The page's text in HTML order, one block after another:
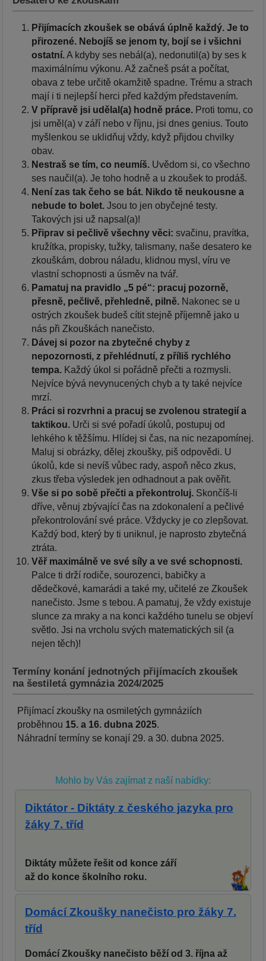
Přijímacích zkoušek se obává úplně každý. Je to
přirozené. Nebojíš se jenom ty, bojí se i všichni
ostatní.A kdyby ses nebál(a), nedonutil(a) by ses k
maximálnímu výkonu. Až začneš psát a počítat,
obava z tebe určitě okamžitě spadne. Trému a strach
mají i ti nejlepší herci před každým představením.
V přípravě jsi udělal(a) hodně práce. Proti tomu, co
jsi uměl(a) v září nebo v říjnu, jsi dnes genius. Touto
myšlenkou se uklidňuj vždy, když přijdou chvilky
obav.
Nestraš se tím, co neumíš. Uvědom si, co všechno
ses naučil(a). Je toho hodně a u zkoušek to prodáš.
Není zas tak čeho se bát. Nikdo tě neukousne a
nebude to bolet. Jsou to jen obyčejné testy.
Takových jsi už napsal(a)!
Připrav si pečlivě všechny věci: svačinu, pravítka,
kružítka, propisky, tužky, talismany, naše desatero ke
zkouškám, dobrou náladu, klidnou mysl, víru ve
vlastní schopnosti a úsměv na tvář.
Pamatuj na pravidlo „5 pé“: pracuj pozorně,
přesně, pečlivě, přehledně, pilně. Nakonec se u
ostrých zkoušek budeš cítit stejně příjemně jako u
nás při Zkouškách nanečisto.
Dávej si pozor na zbytečné chyby z
nepozornosti, z přehlédnutí, z příliš rychlého
tempa. Každý úkol si pořádně přečti a rozmysli.
Nejvíce bývá nevynucených chyb a ty také nejvíce
mrzí.
Práci si rozvrhni a pracuj se zvolenou strategií a
taktikou. Urči si své pořadí úkolů, postupuj od
lehkého k těžšímu. Hlídej si čas, na nic nezapomínej.
Maluj si obrázky, dělej zkoušky, piš odpovědi. U
úkolů, kde si nevíš vůbec rady, aspoň něco zkus,
zkus třeba výsledek jen odhadnout a pak ověřit.
Vše si po sobě přečti a překontroluj. Skončíš-li
dříve, věnuj zbývající čas na zdokonalení a pečlivé
překontrolování své práce. Vždycky je co zlepšovat.
Každý bod, který by ti uniknul, je naprosto zbytečná
ztráta.
Věř maximálně ve své síly a ve své schopnosti.
Palce ti drží rodiče, sourozenci, babičky a
dědečkové, kamarádi a také my, učitelé ze Zkoušek
nanečisto. Jsme s tebou. A pamatuj, že vždy existuje
slunce za mraky a na konci každého tunelu se objeví
světlo. Jsi na vrcholu svých matematických sil (a
nejen těch)!
Termíny konání jednotných přijímacích zkoušek
na šestiletá gymnázia 2024/2025
Přijímací zkoušky na osmiletých gymnáziích
proběhnou 15. a 16. dubna 2025.
Náhradní termíny se konají 29. a 30. dubna 2025.
Mohlo by Vás zajímat z naší nabídky:
Diktátor - Diktáty z českého jazyka pro
žáky 7. tříd
Diktáty můžete řešit od konce září
až do konce školního roku.
Domácí Zkoušky nanečisto pro žáky 7.
tříd
Domácí Zkoušky nanečisto běží od 3. října až